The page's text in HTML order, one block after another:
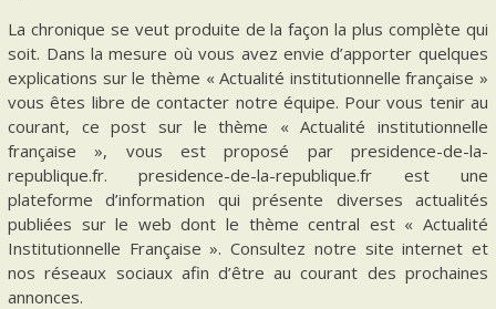
La chronique se veut produite de la façon la plus complète qui
soit. Dans la mesure où vous avez envie d’apporter quelques
explications sur le thème « Actualité institutionnelle française »
vous êtes libre de contacter notre équipe. Pour vous tenir au
courant, ce post sur le thème « Actualité institutionnelle
française », vous est proposé par presidence-de-la-
republique.fr. presidence-de-la-republique.fr est une
plateforme d’information qui présente diverses actualités
publiées sur le web dont le thème central est « Actualité
Institutionnelle Française ». Consultez notre site internet et
nos réseaux sociaux afin d’être au courant des prochaines
annonces.